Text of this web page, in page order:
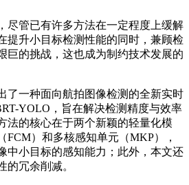
尽管已有许多方法在一定程度上缓解
提升小目标检测性能的同时，兼顾检
巨的挑战，这也成为制约技术发展的
了一种面向航拍图像检测的全新实时
YOLO，旨在解决检测精度与效率
法的核心在于两个新颖的轻量化模
FCM）和多核感知单元（MKP），
中小目标的感知能力；此外，本文还
的冗余削减。